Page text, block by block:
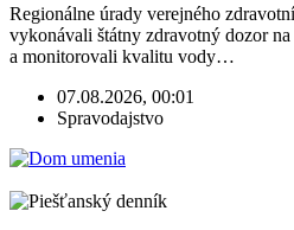
Regionálne úrady verejného
vykonávali štátny zdravotný dozor
a monitorovali kvalitu vody…
07.08.2026, 00:01
Spravodajstvo